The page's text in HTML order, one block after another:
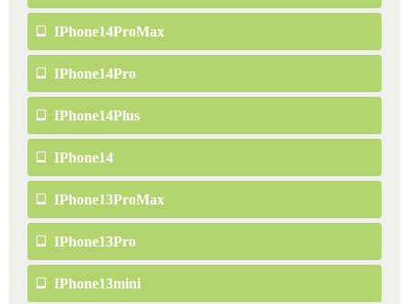
IPhone14ProMax
IPhone14Pro
IPhone14Plus
IPhone14
IPhone13ProMax
IPhone13Pro
IPhone13mini